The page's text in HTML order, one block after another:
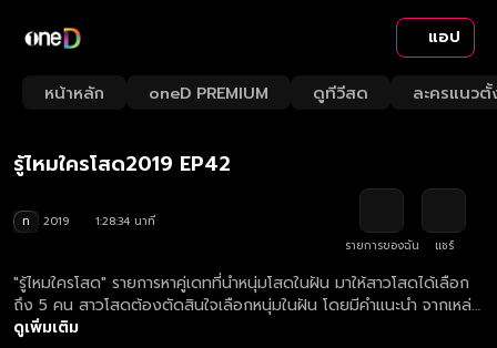
แอป
หน้าหลัก oneD PREMIUM ดูทีวีสด ละครแนวตั้
Loaded:
0.79%
Rate
รู้ไหมใครโสด2019 EP42
ท 2019
1:28:34 นาที
รายการของฉัน
แชร์
"รู้ไหมใครโสด" รายการหาคู่เดทที่นำหนุ่มโสดในฝัน มาให้สาวโสดได้เลือก
ถึง 5 คน สาวโสดต้องตัดสินใจเลือกหนุ่มในฝัน โดยมีคำแนะนำ จากเหล่า
กูรู 4 ท่าน เป็นตัวช่วย ที่จะมาสร้างความสนุก ความป่วน มาร่วมลุ้นไป
ดูเพิ่มเติม